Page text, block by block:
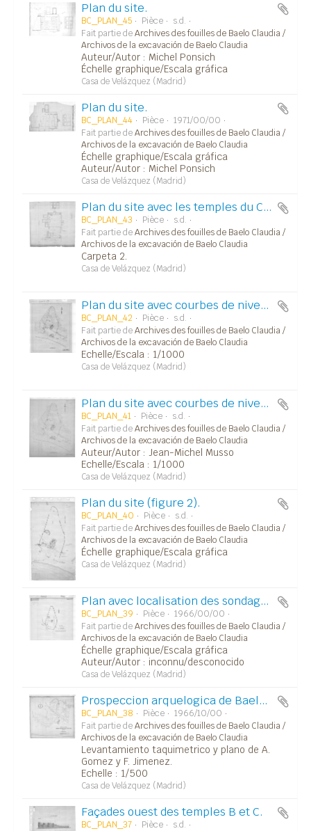
Plan du site.
BC_PLAN_45 Pièce
s.d.
Fait partie deArchives des fouilles de Baelo Claudia /
Archivos de la excavación de Baelo Claudia
Auteur/Autor : Michel Ponsich
Échelle graphique/Escala gráfica
Casa de Velázquez (Madrid)
Plan du site.
BC_PLAN_44 Pièce
1971/00/00
Fait partie deArchives des fouilles de Baelo Claudia /
Archivos de la excavación de Baelo Claudia
Échelle graphique/Escala gráfica
Auteur/Autor : Michel Ponsich
Casa de Velázquez (Madrid)
Plan du site avec les temples du Capitole, la fontaine, le forum, la basilique, le macellum et la place méridionale (figure 10).
BC_PLAN_43 Pièce
s.d.
Fait partie deArchives des fouilles de Baelo Claudia /
Archivos de la excavación de Baelo Claudia
Carpeta 2.
Casa de Velázquez (Madrid)
Plan du site avec courbes de niveaux.
BC_PLAN_42 Pièce
s.d.
Fait partie deArchives des fouilles de Baelo Claudia /
Archivos de la excavación de Baelo Claudia
Echelle/Escala : 1/1000
Casa de Velázquez (Madrid)
Plan du site avec courbes de niveaux.
BC_PLAN_41 Pièce
s.d.
Fait partie deArchives des fouilles de Baelo Claudia /
Archivos de la excavación de Baelo Claudia
Auteur/Autor : Jean-Michel Musso
Echelle/Escala : 1/1000
Casa de Velázquez (Madrid)
Plan du site (figure 2).
BC_PLAN_40 Pièce
s.d.
Fait partie deArchives des fouilles de Baelo Claudia /
Archivos de la excavación de Baelo Claudia
Échelle graphique/Escala gráfica
Casa de Velázquez (Madrid)
Plan avec localisation des sondages.
BC_PLAN_39 Pièce
1966/00/00
Fait partie deArchives des fouilles de Baelo Claudia /
Archivos de la excavación de Baelo Claudia
Échelle graphique/Escala gráfica
Auteur/Autor : inconnu/desconocido
Casa de Velázquez (Madrid)
Prospeccion arquelogica de Baelo (Tarifa - Cadiz).
BC_PLAN_38 Pièce
1966/10/00
Fait partie deArchives des fouilles de Baelo Claudia /
Archivos de la excavación de Baelo Claudia
Levantamiento taquimetrico y plano de A.
Gomez y F. Jimenez.
Echelle : 1/500
Casa de Velázquez (Madrid)
Façades ouest des temples B et C.
BC_PLAN_37 Pièce
s.d.